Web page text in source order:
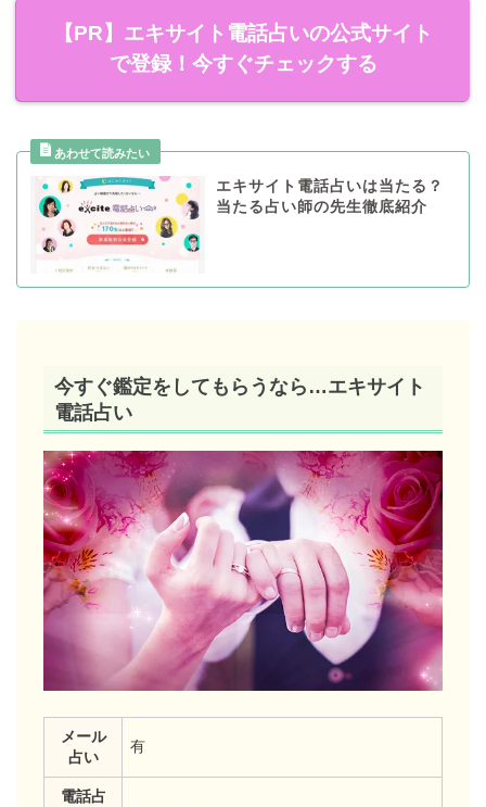
【PR】エキサイト電話占いの公式サイト
で登録！今すぐチェックする
エキサイト電話占いは当たる？
当たる占い師の先生徹底紹介
今すぐ鑑定をしてもらうなら…エキサイト
電話占い
メール
占い
有
電話占